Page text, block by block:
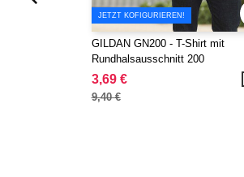
JETZT KOFIGURIEREN!
GILDAN GN200 - T-Shirt mit
Rundhalsausschnitt 200
3,69 €
9,40 €